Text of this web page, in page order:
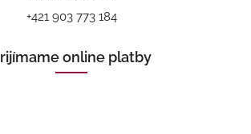
+421 903 773 184
online platby